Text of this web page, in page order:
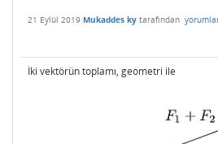
21 Eylül 2019 Mukaddes ky tarafından
İki vektörün toplamı, geometri ile